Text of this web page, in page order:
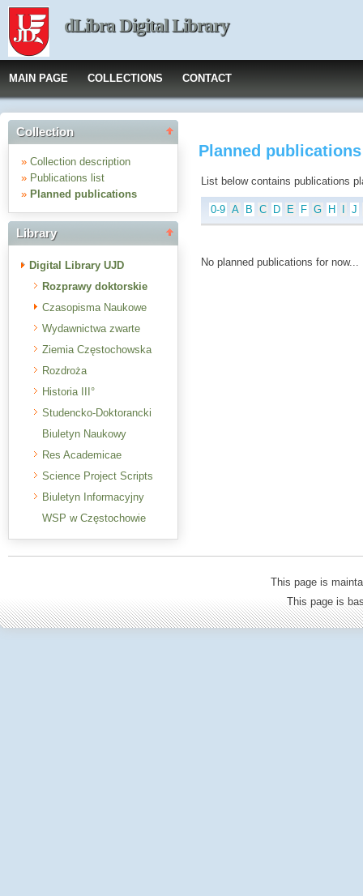
dLibra Digital Library
MAIN PAGE COLLECTIONS CONTACT
Collection
» Collection description
» Publications list
» Planned publications
Library
Digital Library UJD
Rozprawy doktorskie
Czasopisma Naukowe
Wydawnictwa zwarte
Ziemia Częstochowska
Rozdroża
Historia III°
Studencko-Doktorancki
Biuletyn Naukowy
Res Academicae
Science Project Scripts
Biuletyn Informacyjny
WSP w Częstochowie
Planned
List below contains publications
0-9 A B C D E F G H J
No planned publications for now...
This page is
This page is